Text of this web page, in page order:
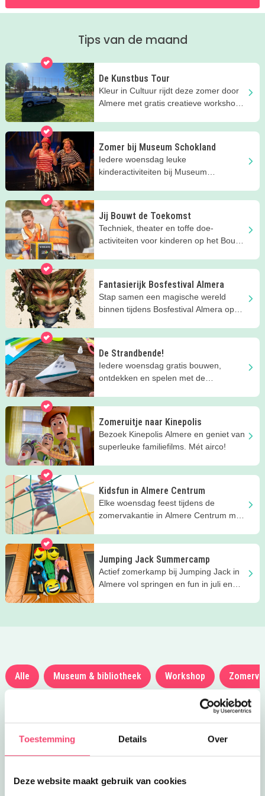
Toestemming Details Over
Deze website maakt gebruik van cookies
Tips van de maand
De Kunstbus Tour
Kleur in Cultuur rijdt deze zomer door
Almere met gratis creatieve workshops
Zomer bij Museum Schokland
Iedere woensdag leuke
kinderactiviteiten bij Museum
Jij Bouwt de Toekomst
Techniek, theater en toffe doe-
activiteiten voor kinderen op het Bouw
Fantasierijk Bosfestival Almera
Stap samen een magische wereld
binnen tijdens Bosfestival Almera op
De Strandbende!
Iedere woensdag gratis bouwen,
ontdekken en spelen met de
Zomeruitje naar Kinepolis
Bezoek Kinepolis Almere en geniet van
superleuke familiefilms. Mét airco!
Kidsfun in Almere Centrum
Elke woensdag feest tijdens de
zomervakantie in Almere Centrum met
Jumping Jack Summercamp
Actief zomerkamp bij Jumping Jack in
Almere vol springen en fun in juli en
Alle Museum & bibliotheek Workshop
door Almere Centrum vol muziek,